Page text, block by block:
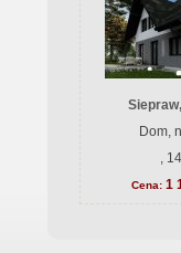
Dom,
,
Cena: 1